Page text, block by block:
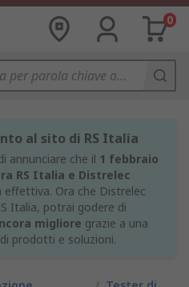
0
al sito di RS Italia
annunciare che il 1 febbraio
RS Italia e Distrelec
effettiva. Ora che Distrelec
Italia, potrai godere di
migliore grazie a una
prodotti e soluzioni.